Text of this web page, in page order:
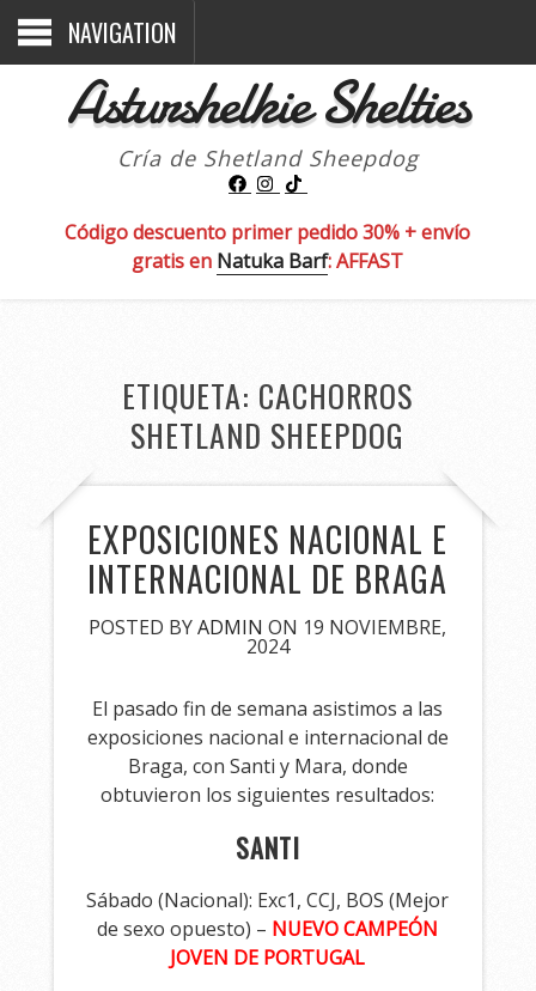
NAVIGATION
Asturshelkie Shelties
Cría de Shetland Sheepdog
Código descuento primer pedido 30% + envío
gratis en Natuka Barf: AFFAST
ETIQUETA: CACHORROS
SHETLAND SHEEPDOG
EXPOSICIONES NACIONAL E
INTERNACIONAL DE BRAGA
POSTED BYADMIN ON 19 NOVIEMBRE,
2024
El pasado fin de semana asistimos a las
exposiciones nacional e internacional de
Braga, con Santi y Mara, donde
obtuvieron los siguientes resultados:
SANTI
Sábado (Nacional): Exc1, CCJ, BOS (Mejor
de sexo opuesto) – NUEVO CAMPEÓN
JOVEN DE PORTUGAL